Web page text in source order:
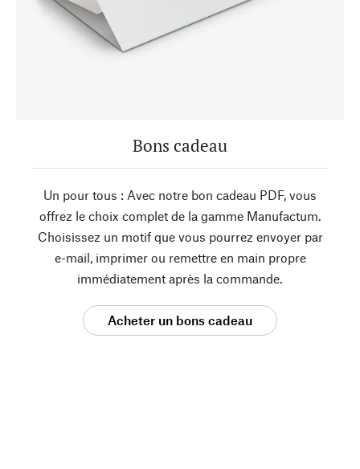
Bons cadeau
Un pour tous : Avec notre bon cadeau PDF, vous
offrez le choix complet de la gamme Manufactum.
Choisissez un motif que vous pourrez envoyer par
e-mail, imprimer ou remettre en main propre
immédiatement après la commande.
Acheter un bons cadeau